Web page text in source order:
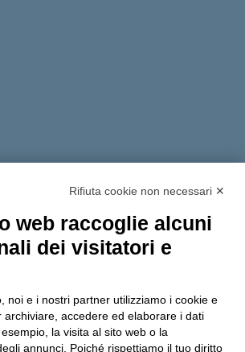
Privacy Policy
Obiettivi di accessibilità
30, Collegno
Email: toic8cg002@istruzione.it
(PEC):toic8cg002@pec.istruzione.it
Rifiuta cookie non necessari ✕
web raccoglie alcuni
dei visitatori e
noi e i nostri partner utilizziamo i cookie e
archiviare, accedere ed elaborare i dati
la visita al sito web o la
annunci. Poiché rispettiamo il tuo diritto